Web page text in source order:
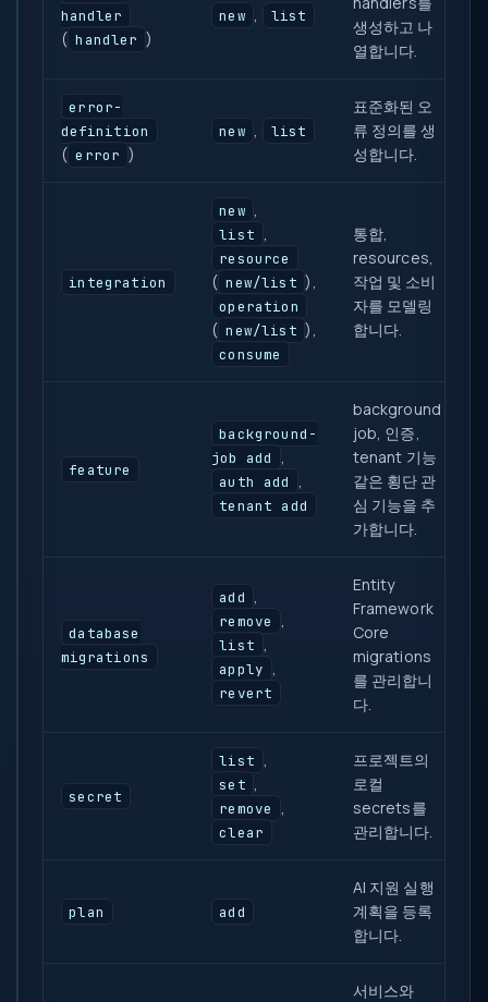
handler
( handler )
new list
생성하고 나
열합니다.
error-
definition
( error )
new list
표준화된 오
류 정의를 생
성합니다.
integration
new
list
resource
( new/list ),
operation
( new/list ),
consume
통합,
resources,
작업 및 소비
자를 모델링
합니다.
feature
background-
job add
auth add
tenant add
background
job, 인증,
tenant 기능
같은 횡단 관
심 기능을 추
가합니다.
database
migrations
add
remove
list
apply
revert
Entity
Framework
Core
migrations
를 관리합니
다.
secret
list
set
remove
clear
프로젝트의
로컬
secrets를
관리합니다.
plan add
AI 지원 실행
계획을 등록
합니다.
서비스와